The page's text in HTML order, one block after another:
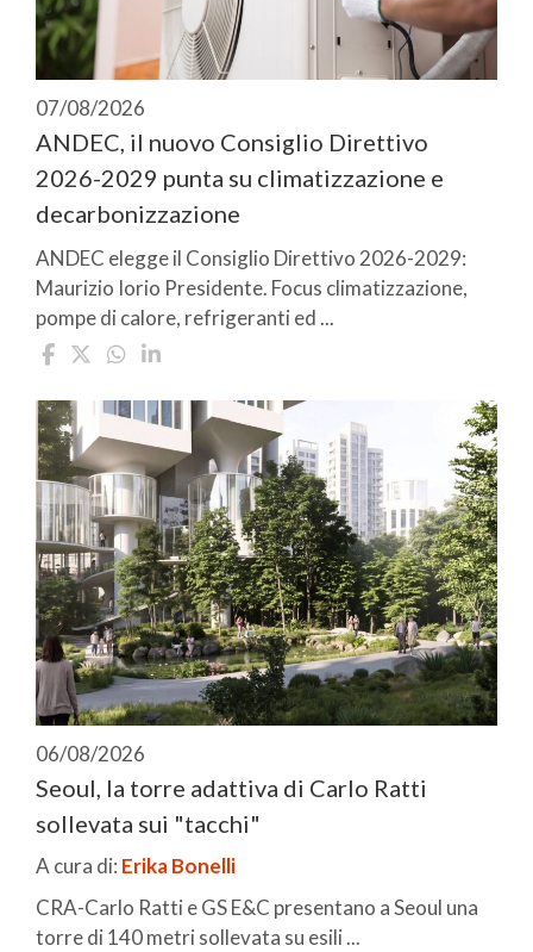
07/08/2026
ANDEC, il nuovo Consiglio Direttivo
2026-2029 punta su climatizzazione e
decarbonizzazione
ANDEC elegge il Consiglio Direttivo 2026-2029:
Maurizio Iorio Presidente. Focus climatizzazione,
pompe di calore, refrigeranti ed ...
06/08/2026
Seoul, la torre adattiva di Carlo Ratti
sollevata sui "tacchi"
A cura di: Erika Bonelli
CRA-Carlo Ratti e GS E&C presentano a Seoul una
torre di 140 metri sollevata su esili ...